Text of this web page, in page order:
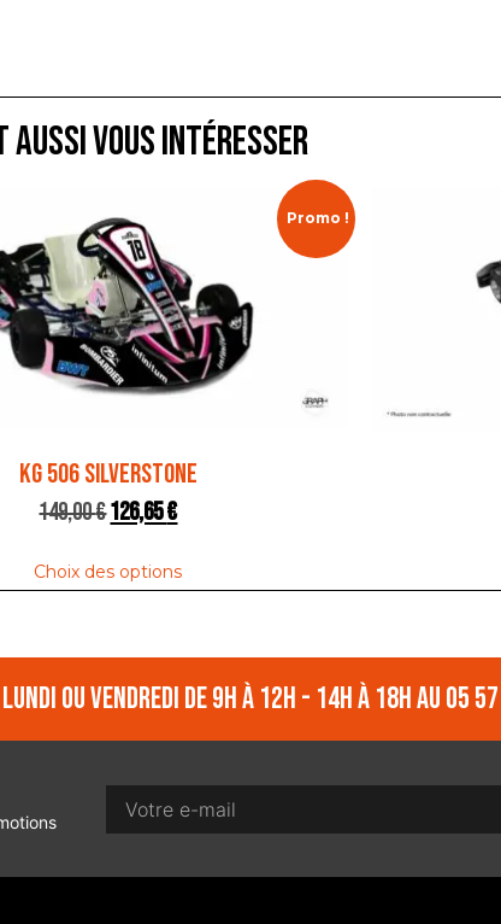
aussi vous intéresser
Promo !
KG 506 SILVERSTONE
149,00€126,65€
Choix des options
ou vendredi de 9h à 12h - 14h à 18h au 05 57